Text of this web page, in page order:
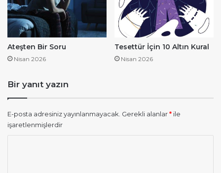
Ateşten Bir Soru
Nisan 2026
Tesettür İçin 10 Altın Kural
Nisan 2026
Bir yanıt yazın
E-posta adresiniz yayınlanmayacak. Gerekli alanlar* ile
işaretlenmişlerdir